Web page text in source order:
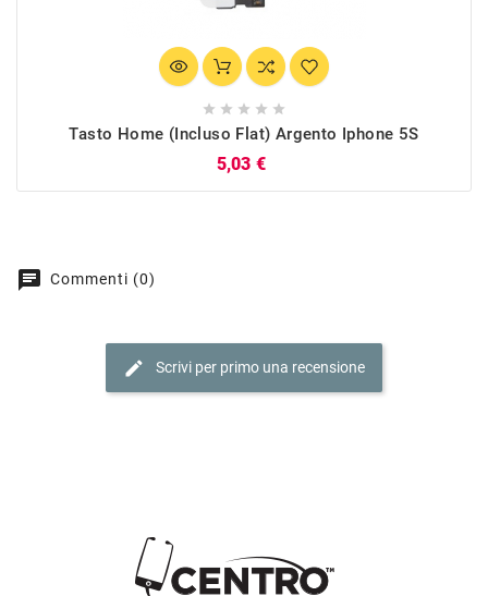
    
Tasto Home (incluso Flat) Argento Iphone 5S
5,03 €
chat Commenti (0)
edit Scrivi per primo una recensione